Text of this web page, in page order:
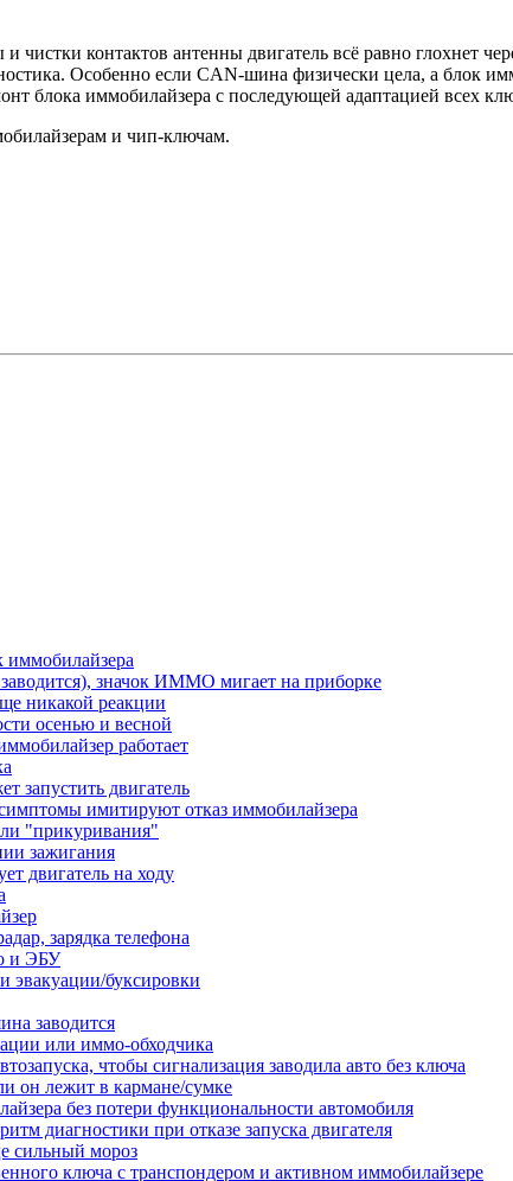
чистки контактов антенны двигатель всё равно глохнет
Особенно если CAN-шина физически цела, а блок
блока иммобилайзера с последующей адаптацией всех
и чип-ключам.
иммобилайзера
заводится), значок ИММО мигает на приборке
никакой реакции
осенью и весной
работает
запустить двигатель
имитируют отказ иммобилайзера
"прикуривания"
зажигания
двигатель на ходу
зарядка телефона
и ЭБУ
эвакуации/буксировки
заводится
или иммо-обходчика
чтобы сигнализация заводила авто без ключа
он лежит в кармане/сумке
без потери функциональности автомобиля
диагностики при отказе запуска двигателя
сильный мороз
ключа с транспондером и активном иммобилайзере